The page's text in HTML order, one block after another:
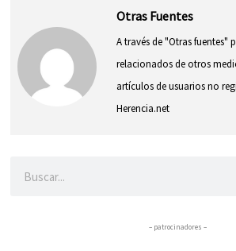
Otras Fuentes
A través de "Otras fuentes"
relacionados de otros
artículos de usuarios no
Herencia.net
– patrocinadores –